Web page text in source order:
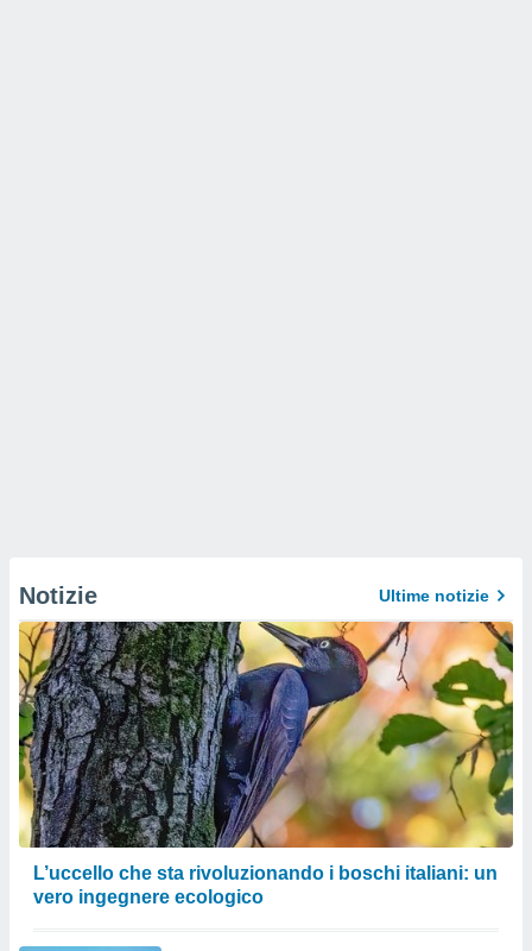
Notizie Ultime notizie
L’uccello che sta rivoluzionando i boschi italiani: un
vero ingegnere ecologico